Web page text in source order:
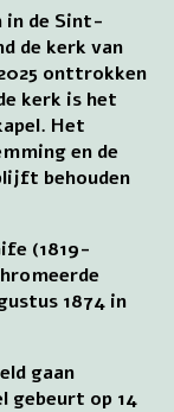
in de Sint-
de kerk van
onttrokken
kerk is het
Het
en de
behouden
(1819-
1874 in
gaan
gebeurt op 14